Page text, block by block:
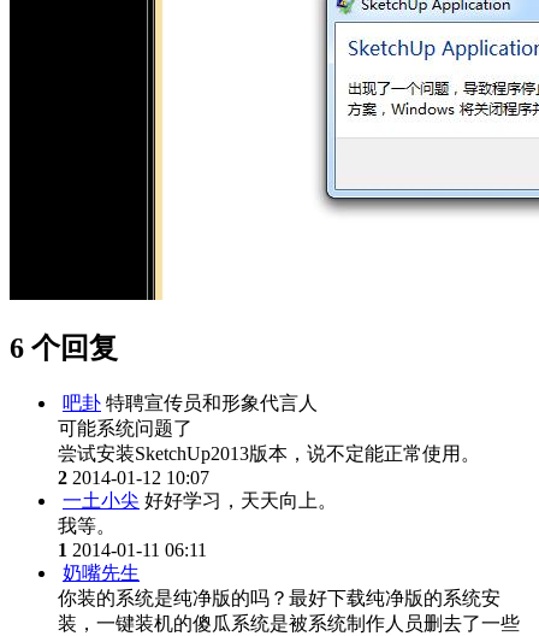
6 个回复
吧卦 特聘宣传员和形象代言人
可能系统问题了
尝试安装SketchUp2013版本，说不定能正常使用。
2 2014-01-12 10:07
一土小尖 好好学习，天天向上。
我等。
1 2014-01-11 06:11
奶嘴先生
你装的系统是纯净版的吗？最好下载纯净版的系统安
装，一键装机的傻瓜系统是被系统制作人员删去了一些